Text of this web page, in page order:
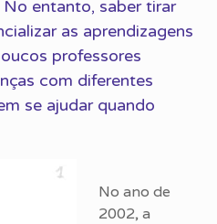
entanto, saber tirar
as aprendizagens
professores
com diferentes
se ajudar quando
No ano de
2002, a